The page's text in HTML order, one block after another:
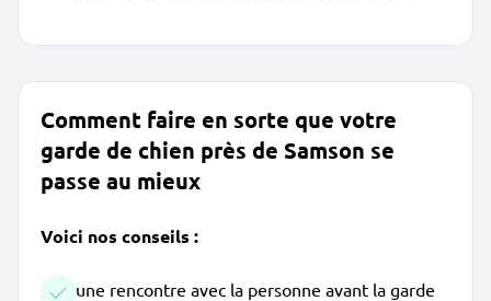
Comment faire en sorte que votre
garde de chien près de Samson se
passe au mieux
Voici nos conseils :
une rencontre avec la personne avant la garde